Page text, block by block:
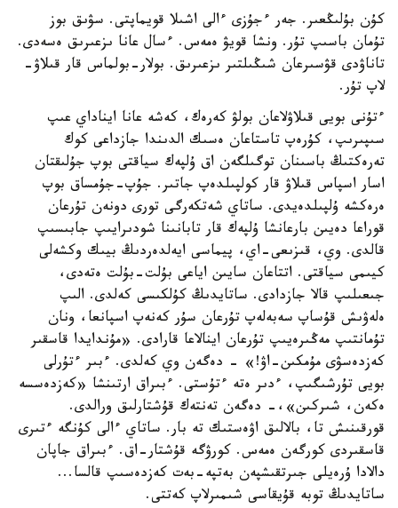
كۇن بۇلىڭعىر. جەر ءجۇزى ءالى اشىلا قويماپتى. سۋىق بوز
تۇمان باسىپ تۇر. ونشا قويۋ ەمەس. ءسال عانا ىزعىرىق ەسەدى.
تاناۋدى قۋسىرعان شىڭىلتىر ىزعىرىق. بولار-بولماس قار قىلاۋ-
لاپ تۇر.
ءتۇنى بويى قىلاۋلاعان بولۋ كەرەك، كەشە عانا ايناداي عىپ
سىپىرىپ، كۇرەپ تاستاعان ەسىك الدىندا جازداعى كوك
تەرەكتىڭ باسىنان توگىلگەن اق ۇلپەك سياقتى بوپ جۇلىقتان
اسار اسپاس قىلاۋ قار كولپىلدەپ جاتىر. جۇپ-جۇمساق بوپ
ەرەكشە ۇلپىلدەيدى. ساتاي شەتكەرگى تورى دونەن تۇرعان
قوراعا دەيىن بارعانشا ۇلپەك قار تابانىنا شودىرايىپ جابىسىپ
قالدى. وي، قىزىعى-اي، پيماسى ايەلدەردىڭ بيىك وكشەلى
كيىمى سياقتى. اتتاعان سايىن اياعى بۇلت-بۇلت ەتەدى،
جىعىلىپ قالا جازدادى. ساتايدىڭ كۇلكىسى كەلدى. الىپ
ەلەۋىش قۇساپ سەبەلەپ تۇرعان سۇر كەنەپ اسپانعا، ونان
تۇمانتىپ مەڭىرەيىپ تۇرعان اينالاعا قارادى. «مۇندايدا قاسقىر
كەزدەسۋى مۇمكىن-اۋ!» - دەگەن وي كەلدى. ءبىر ءتۇرلى
بويى تۇرشىگىپ، ءدىر ەتە ءتۇستى. ءبىراق ارتىنشا «كەزدەسسە
ەكەن، شىركىن»،- دەگەن تەنتەك قۇشتارلىق ورالدى.
قورقىنىش تا، بالالىق اۋەستىك تە بار. ساتاي ءالى كۇنگە ءتىرى
قاسقىردى كورگەن ەمەس. كورۋگە قۇشتار-اق. ءبىراق جاپان
دالادا ۇرەيلى جىرتقىشپەن بەتپە-بەت كەزدەسىپ قالسا...
ساتايدىڭ توبە قۇيقاسى شىمىرلاپ كەتتى.